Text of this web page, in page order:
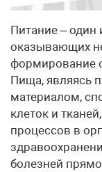
Питание –
оказывающих
формирование
Пища, являясь
материалом,
клеток и
процессов в
болезней